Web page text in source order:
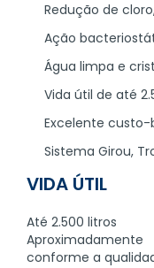
Redução de
Ação
Água limpa e
Vida útil de até
Excelente
Sistema Girou,
VIDA ÚTIL
Até 2.500 litros
conforme a